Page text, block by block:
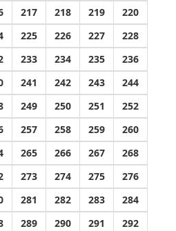
217 218 219
220
225 226 227
228
233 234 235
236
241 242 243
244
249 250 251
252
257 258 259
260
265 266 267
268
273 274 275
276
281 282 283
284
289 290 291
292